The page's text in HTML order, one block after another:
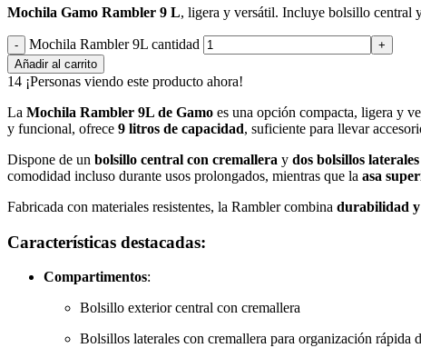
Mochila Gamo Rambler 9 L, ligera y versátil. Incluye bolsillo central
Mochila Rambler 9L cantidad
Añadir al carrito
14 ¡Personas viendo este producto ahora!
La Mochila Rambler 9L de Gamo es una opción compacta, ligera y
y funcional, ofrece 9 litros de capacidad, suficiente para llevar
Dispone de un bolsillo central con cremallera y dos bolsillos laterales
comodidad incluso durante usos prolongados, mientras que la asa
Fabricada con materiales resistentes, la Rambler combina durabilidad
Características destacadas:
Compartimentos:
Bolsillo exterior central con cremallera
Bolsillos laterales con cremallera para organización rápida